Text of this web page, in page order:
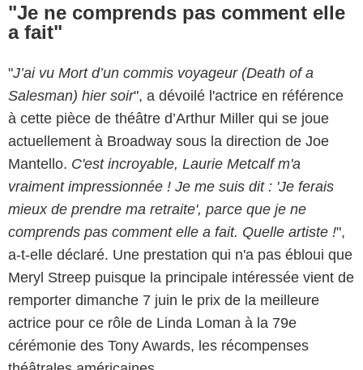
"Je ne comprends pas comment elle
a fait"
"J’ai vu Mort d’un commis voyageur (Death of a
Salesman) hier soir", a dévoilé l'actrice en référence
à cette pièce de théâtre d’Arthur Miller qui se joue
actuellement à Broadway sous la direction de Joe
Mantello. C'est incroyable, Laurie Metcalf m'a
vraiment impressionnée ! Je me suis dit : 'Je ferais
mieux de prendre ma retraite', parce que je ne
comprends pas comment elle a fait. Quelle artiste !",
a-t-elle déclaré. Une prestation qui n'a pas ébloui que
Meryl Streep puisque la principale intéressée vient de
remporter dimanche 7 juin le prix de la meilleure
actrice pour ce rôle de Linda Loman à la 79e
cérémonie des Tony Awards, les récompenses